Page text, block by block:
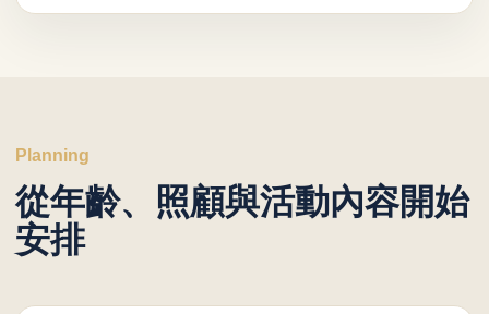
Planning
從年齡、照顧與活動內容開始
安排